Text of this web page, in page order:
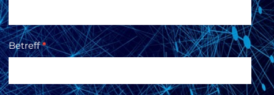
Betreff*